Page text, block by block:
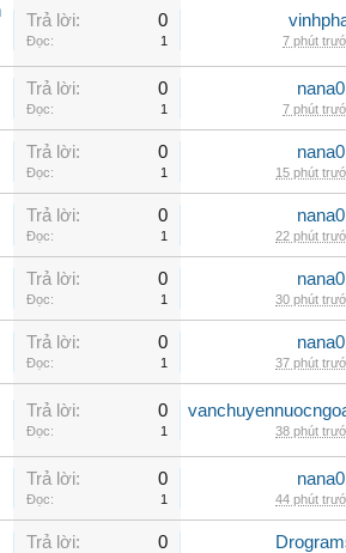
Trả lời: 0
Đọc: 1 7 phút
Trả lời: 0
Đọc: 1 7 phút
Trả lời: 0
Đọc: 1 15 phút
Trả lời: 0
Đọc: 1 22 phút
Trả lời: 0
Đọc: 1 30 phút
Trả lời: 0
Đọc: 1 37 phút
Trả lời: 0
Đọc: 1 38 phút
Trả lời: 0
Đọc: 1 44 phút
Trả lời: 0